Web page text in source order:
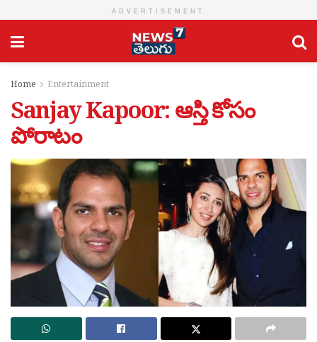
ADVERTISEMENT
Home Entertainment
Sanjay Kapoor: ఆస్తి కోసం
పోరాటం